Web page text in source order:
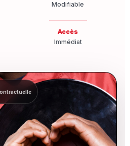
Modifiable
Accès
Immédiat